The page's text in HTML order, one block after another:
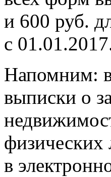
и 600 руб.
с
Напомним: в
выписки о
в